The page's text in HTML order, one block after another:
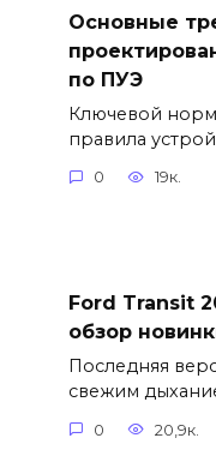
Основные
по ПУЭ
Ключевой
правила
0 19к.
Ford Transit
обзор
Последняя
свежим
0 20,9к.